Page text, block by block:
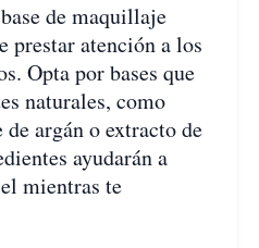
de maquillaje
prestar atención a los
Opta por bases que
naturales, como
argán o extracto de
ayudarán a
mientras te